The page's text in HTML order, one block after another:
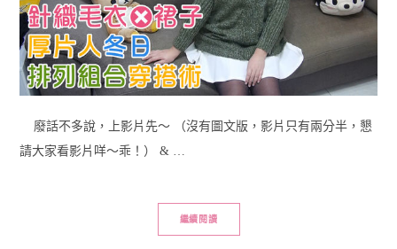
廢話不多說，上影片先～ （沒有圖文版，影片只有兩分半，懇
請大家看影片咩～乖！） & …
繼續閱讀